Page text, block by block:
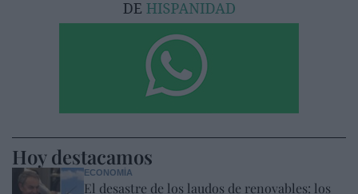
Hoy destacamos
ECONOMÍA
El desastre de los laudos de renovables: los